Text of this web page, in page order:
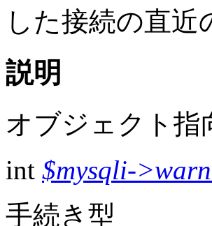
した接続の直
説明
オブジェクト指
int $mysqli-
手続き型